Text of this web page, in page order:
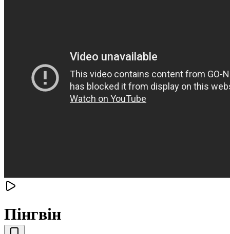
Пінгвін